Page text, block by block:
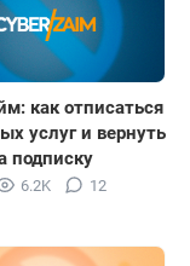
как отписаться
услуг и вернуть
подписку
6.2K 12